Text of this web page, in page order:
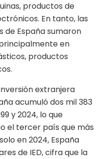
productos de
En tanto, las
España sumaron
en
productos
extranjera
acumuló dos mil 383
y 2024, lo que
el tercer país que más
en 2024, España
de IED, cifra que la